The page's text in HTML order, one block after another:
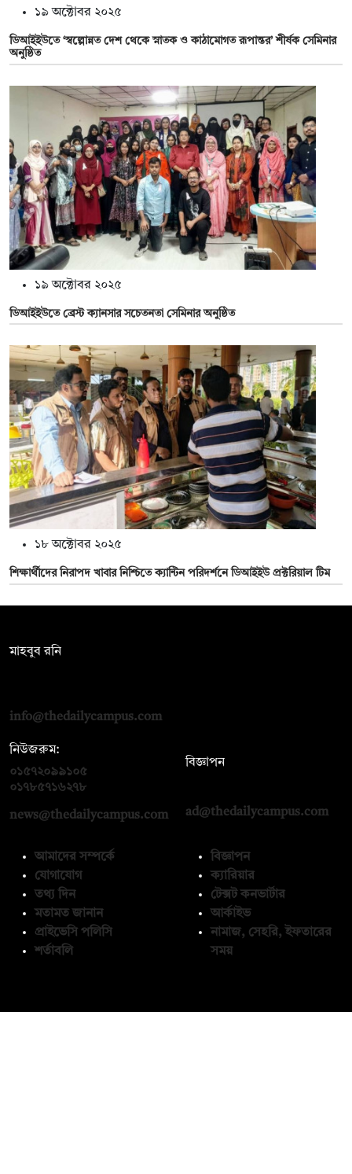
১৯ অক্টোবর ২০২৫
ডিআইইউতে ‘স্বল্পোন্নত দেশ থেকে স্নাতক ও কাঠামোগত রূপান্তর’ শীর্ষক সেমিনার
অনুষ্ঠিত
১৯ অক্টোবর ২০২৫
ডিআইইউতে ব্রেস্ট ক্যানসার সচেতনতা সেমিনার অনুষ্ঠিত
১৮ অক্টোবর ২০২৫
শিক্ষার্থীদের নিরাপদ খাবার নিশ্চিতে ক্যান্টিন পরিদর্শনে ডিআইইউ প্রক্টরিয়াল টিম
মাহবুব রনি
info@thedailycampus.com
নিউজরুম:
০১৫৭২০৯৯১০৫
০১৭৮৫৭১৬২৭৮
news@thedailycampus.com
বিজ্ঞাপন
ad@thedailycampus.com
আমাদের সম্পর্কে
যোগাযোগ
তথ্য দিন
মতামত জানান
প্রাইভেসি পলিসি
শর্তাবলি
বিজ্ঞাপন
ক্যারিয়ার
টেক্সট কনভার্টার
আর্কাইভ
নামাজ, সেহরি, ইফতারের
সময়